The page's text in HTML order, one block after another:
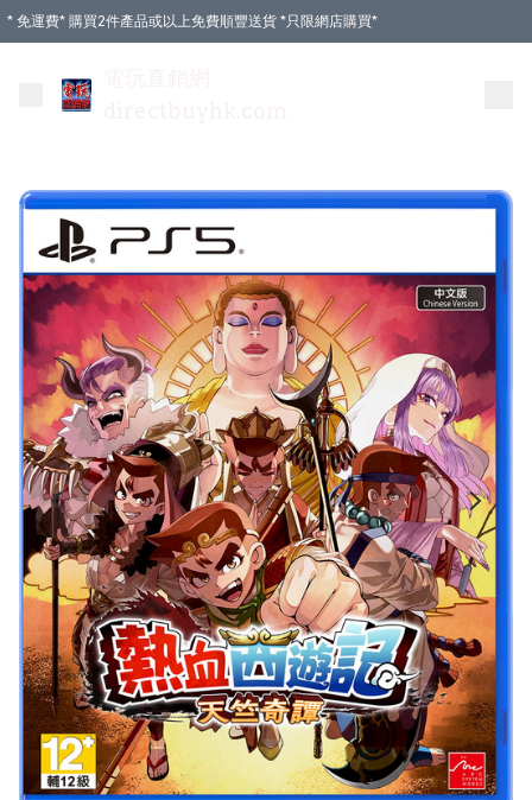
* 免運費* 購買2件產品或以上免費順豐送貨 *只限網店購買*